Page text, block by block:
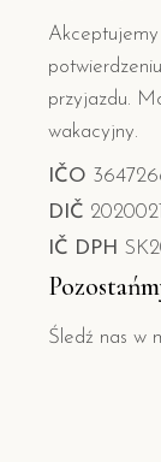
przyjazdu.
wakacyjny.
IČO
DIČ
IČ DPH
Śledź nas w